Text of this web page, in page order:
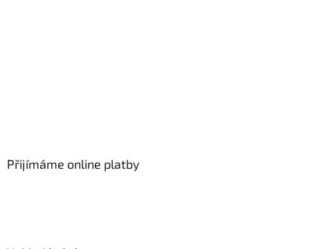
Přijímáme online platby